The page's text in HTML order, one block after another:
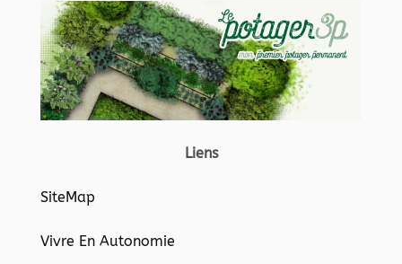
Liens
SiteMap
Vivre En Autonomie